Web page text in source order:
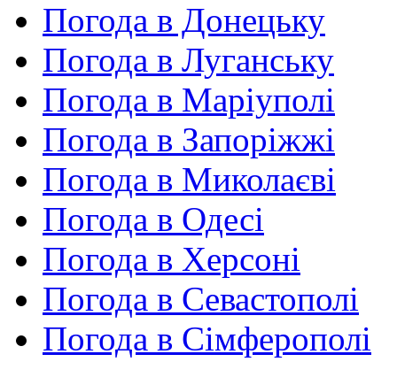
Погода в Донецьку
Погода в Луганську
Погода в Маріуполі
Погода в Запоріжжі
Погода в Миколаєві
Погода в Одесі
Погода в Херсоні
Погода в Севастополі
Погода в Сімферополі